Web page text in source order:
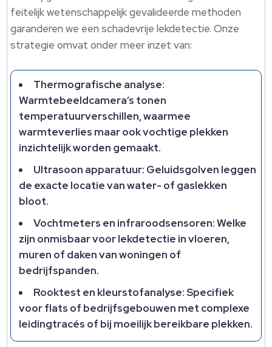
feitelijk wetenschappelijk gevalideerde methoden
garanderen we een schadevrije lekdetectie.​ Onze
strategie omvat onder meer inzet van:
Thermografische analyse:
Warmtebeeldcamera’s tonen
temperatuurverschillen, waarmee
warmteverlies maar ook vochtige plekken
inzichtelijk worden gemaakt.​
Ultrasoon apparatuur: Geluidsgolven leggen
de exacte locatie van water- of gaslekken
bloot.​
Vochtmeters en infraroodsensoren: Welke
zijn onmisbaar voor lekdetectie in vloeren,
muren of daken van woningen of
bedrijfspanden.​
Rooktest en kleurstofanalyse: Specifiek
voor flats of bedrijfsgebouwen met complexe
leidingtracés of bij moeilijk bereikbare plekken.​